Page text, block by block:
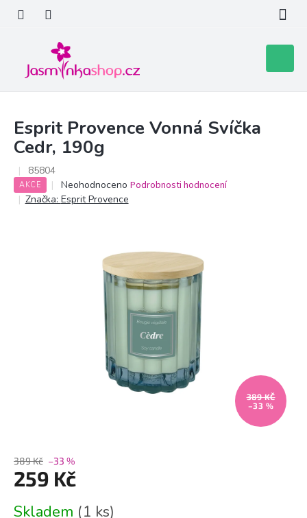
obsah
košík
Esprit Provence Vonná Svíčka
Cedr, 190g
85804
AKCE
Průměrné
hodnocení
Neohodnoceno Podrobnosti hodnocení
Značka: Esprit Provence
389 KČ
–33 %
389 Kč –33 %
259 Kč
cena:
Skladem (1 ks)